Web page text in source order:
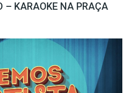
– KARAOKE NA PRAÇA